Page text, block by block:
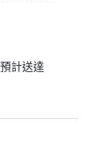
預計送達